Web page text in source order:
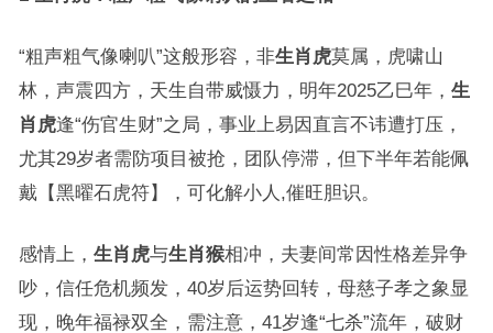
“粗声粗气像喇叭”这般形容，非生肖虎莫属，虎啸山
林，声震四方，天生自带威慑力，明年2025乙巳年， 生
肖虎逢“伤官生财”之局，事业上易因直言不讳遭打压，
尤其29岁者需防项目被抢，团队停滞，但下半年若能佩
戴【黑曜石虎符】，可化解小人,催旺胆识。
感情上， 生肖虎与生肖猴相冲，夫妻间常因性格差异争
吵，信任危机频发，40岁后运势回转，母慈子孝之象显
现，晚年福禄双全，需注意，41岁逢“七杀”流年，破财